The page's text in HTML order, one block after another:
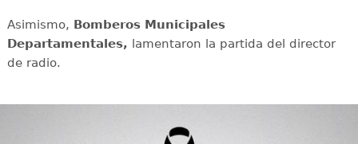
Asimismo, Bomberos Municipales
Departamentales, lamentaron la partida del director
de radio.